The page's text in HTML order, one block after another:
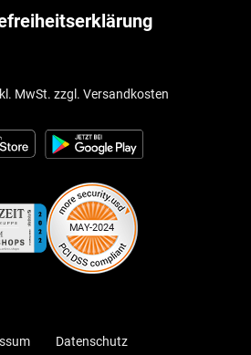
MwSt. zzgl. Versandkosten
Datenschutz